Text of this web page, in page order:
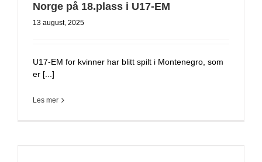
Norge på 18.plass i U17-EM
13 august, 2025
U17-EM for kvinner har blitt spilt i Montenegro, som
er [...]
Les mer